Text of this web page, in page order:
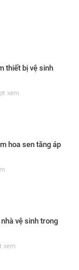
thiết bị vệ sinh
xem
hoa sen tăng áp
vệ sinh trong
xem